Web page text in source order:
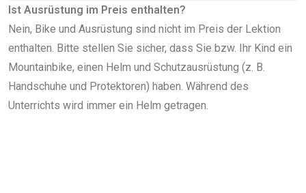
Ist Ausrüstung im Preis enthalten?
Nein, Bike und Ausrüstung sind nicht im Preis der Lektion
enthalten. Bitte stellen Sie sicher, dass Sie bzw. Ihr Kind ein
Mountainbike, einen Helm und Schutzausrüstung (z. B.
Handschuhe und Protektoren) haben. Während des
Unterrichts wird immer ein Helm getragen.